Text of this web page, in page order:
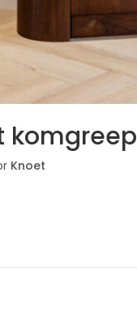
komgreep
Knoet